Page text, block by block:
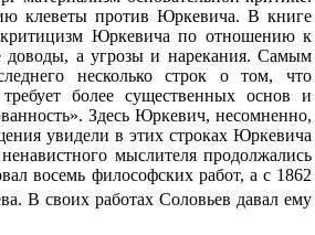
клеветы против Юркевича. В книге
Юркевича по отношению к
доводы, а угрозы и нарекания. Самым
несколько строк о том, что
более существенных основ и
Здесь Юркевич, несомненно,
увидели в этих строках Юркевича
мыслителя продолжались
восемь философских работ, а с 1862
В своих работах Соловьев давал ему